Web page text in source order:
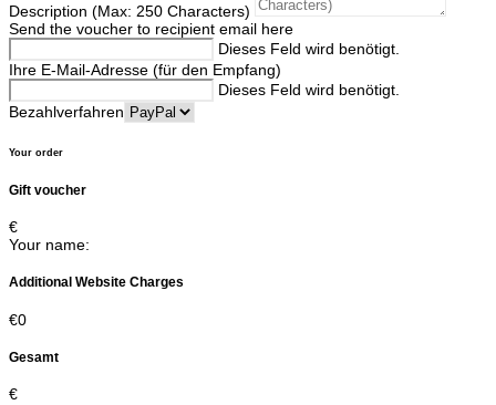
Description (Max: 250 Characters)
Send the voucher to recipient email here
Dieses Feld wird benötigt.
Ihre E-Mail-Adresse (für den Empfang)
Dieses Feld wird benötigt.
Bezahlverfahren
Your order
Gift voucher
€
Your name:
Additional Website Charges
€0
Gesamt
€